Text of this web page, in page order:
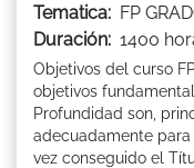
Tematica: FP
Duración: 1400
Objetivos del curso
objetivos
Profundidad son,
adecuadamente
vez conseguido el